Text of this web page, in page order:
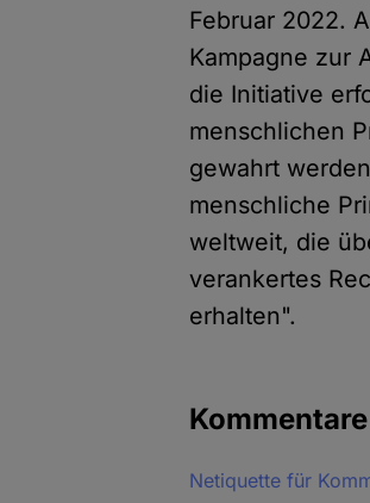
Februar 2022.
Kampagne zur
die Initiative
menschlichen
gewahrt
menschliche
weltweit, die
verankertes
erhalten".
Kommentare
Netiquette für